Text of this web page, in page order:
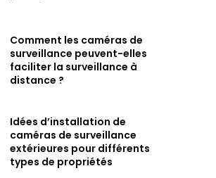
Comment les caméras de
surveillance peuvent-elles
faciliter la surveillance à
distance ?
Idées d’installation de
caméras de surveillance
extérieures pour différents
types de propriétés